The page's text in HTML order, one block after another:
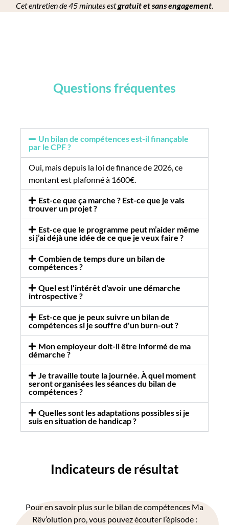
Cet entretien de 45 minutes estgratuit et sans engagement.
Questions fréquentes
Un bilan de compétences est-il finançable
par le CPF ?
Oui, mais depuis la loi de finance de 2026, ce
montant est plafonné à 1600€.
Est-ce que ça marche ? Est-ce que je vais
trouver un projet ?
Est-ce que le programme peut m’aider même
si j’ai déjà une idée de ce que je veux faire ?
Combien de temps dure un bilan de
compétences ?
Quel est l'intérêt d'avoir une démarche
introspective ?
Est-ce que je peux suivre un bilan de
compétences si je souffre d'un burn-out ?
Mon employeur doit-il être informé de ma
démarche ?
Je travaille toute la journée. À quel moment
seront organisées les séances du bilan de
compétences ?
Quelles sont les adaptations possibles si je
suis en situation de handicap ?
Indicateurs de résultat
Pour en savoir plus sur le bilan de compétences Ma
Rêv’olution pro, vous pouvez écouter l’épisode :